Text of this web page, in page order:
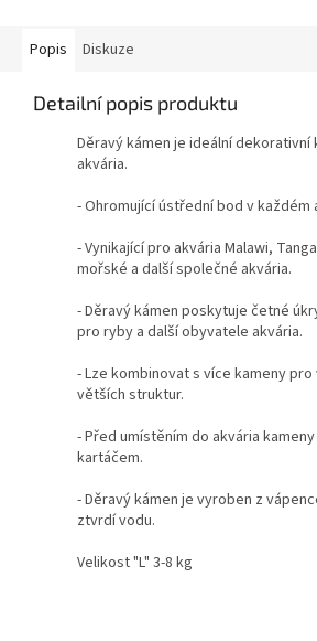
Popis Diskuze
Detailní popis produktu
Děravý kámen je ideální dekorativní
akvária.
- Ohromující ústřední bod v každém
- Vynikající pro akvária Malawi,
mořské a další společné akvária.
- Děravý kámen poskytuje četné
pro ryby a další obyvatele akvária.
- Lze kombinovat s více kameny
větších struktur.
- Před umístěním do akvária
kartáčem.
- Děravý kámen je vyroben z
ztvrdí vodu.
Velikost "L" 3-8 kg